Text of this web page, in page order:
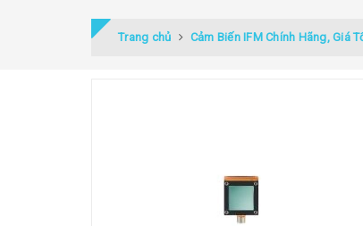
Trang chủ Cảm Biến IFM Chính Hãng, Giá